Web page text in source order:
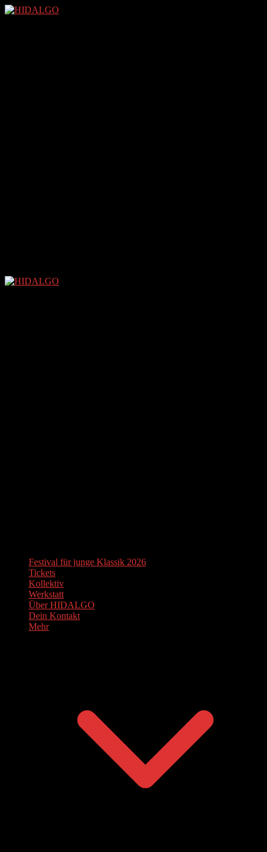
Festival für junge Klassik 2026
Tickets
Kollektiv
Werkstatt
Über HIDALGO
Dein Kontakt
Mehr